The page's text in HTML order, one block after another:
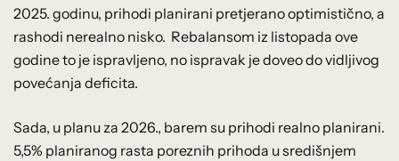
2025. godinu, prihodi planirani pretjerano optimistično, a
rashodi nerealno nisko. Rebalansom iz listopada ove
godine to je ispravljeno, no ispravak je doveo do vidljivog
povećanja deficita.
Sada, u planu za 2026., barem su prihodi realno planirani.
5,5% planiranog rasta poreznih prihoda u središnjem